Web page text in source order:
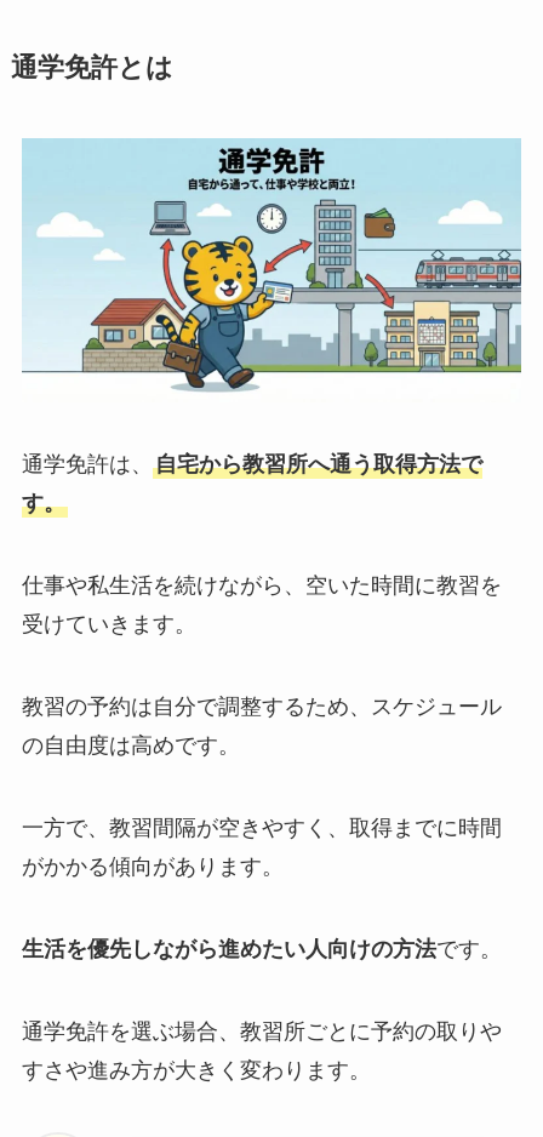
通学免許とは
通学免許は、 自宅から教習所へ通う取得方法で
す。
仕事や私生活を続けながら、空いた時間に教習を
受けていきます。
教習の予約は自分で調整するため、スケジュール
の自由度は高めです。
一方で、教習間隔が空きやすく、取得までに時間
がかかる傾向があります。
生活を優先しながら進めたい人向けの方法です。
通学免許を選ぶ場合、教習所ごとに予約の取りや
すさや進み方が大きく変わります。